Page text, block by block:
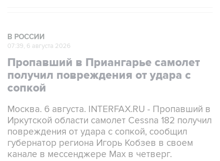
В РОССИИ
07:39, 6 августа 2026
Пропавший в Приангарье самолет
получил повреждения от удара с
сопкой
Москва. 6 августа. INTERFAX.RU - Пропавший в
Иркутской области самолет Cessna 182 получил
повреждения от удара с сопкой, сообщил
губернатор региона Игорь Кобзев в своем
канале в мессенджере Мах в четверг.